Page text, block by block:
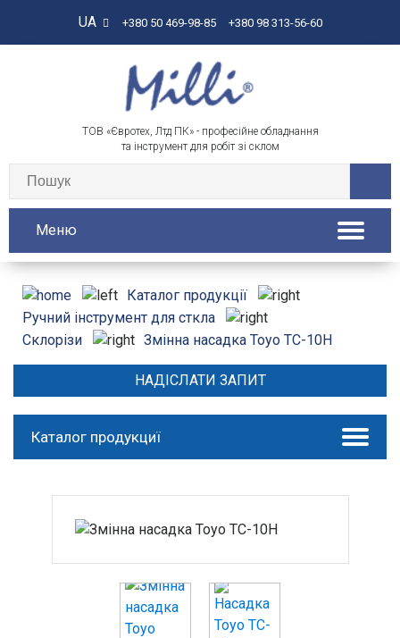
UA +380 50 469-98-85 +380 98 313-56-60
ТОВ «Євротех, Лтд ПК» - професійне обладнання
та інструмент для робіт зі склом
Меню
Каталог продукції
Ручний інструмент для сткла
Склорізи
Змінна насадка Тоуо ТС-10H
НАДІСЛАТИ ЗАПИТ
Каталог продукциї